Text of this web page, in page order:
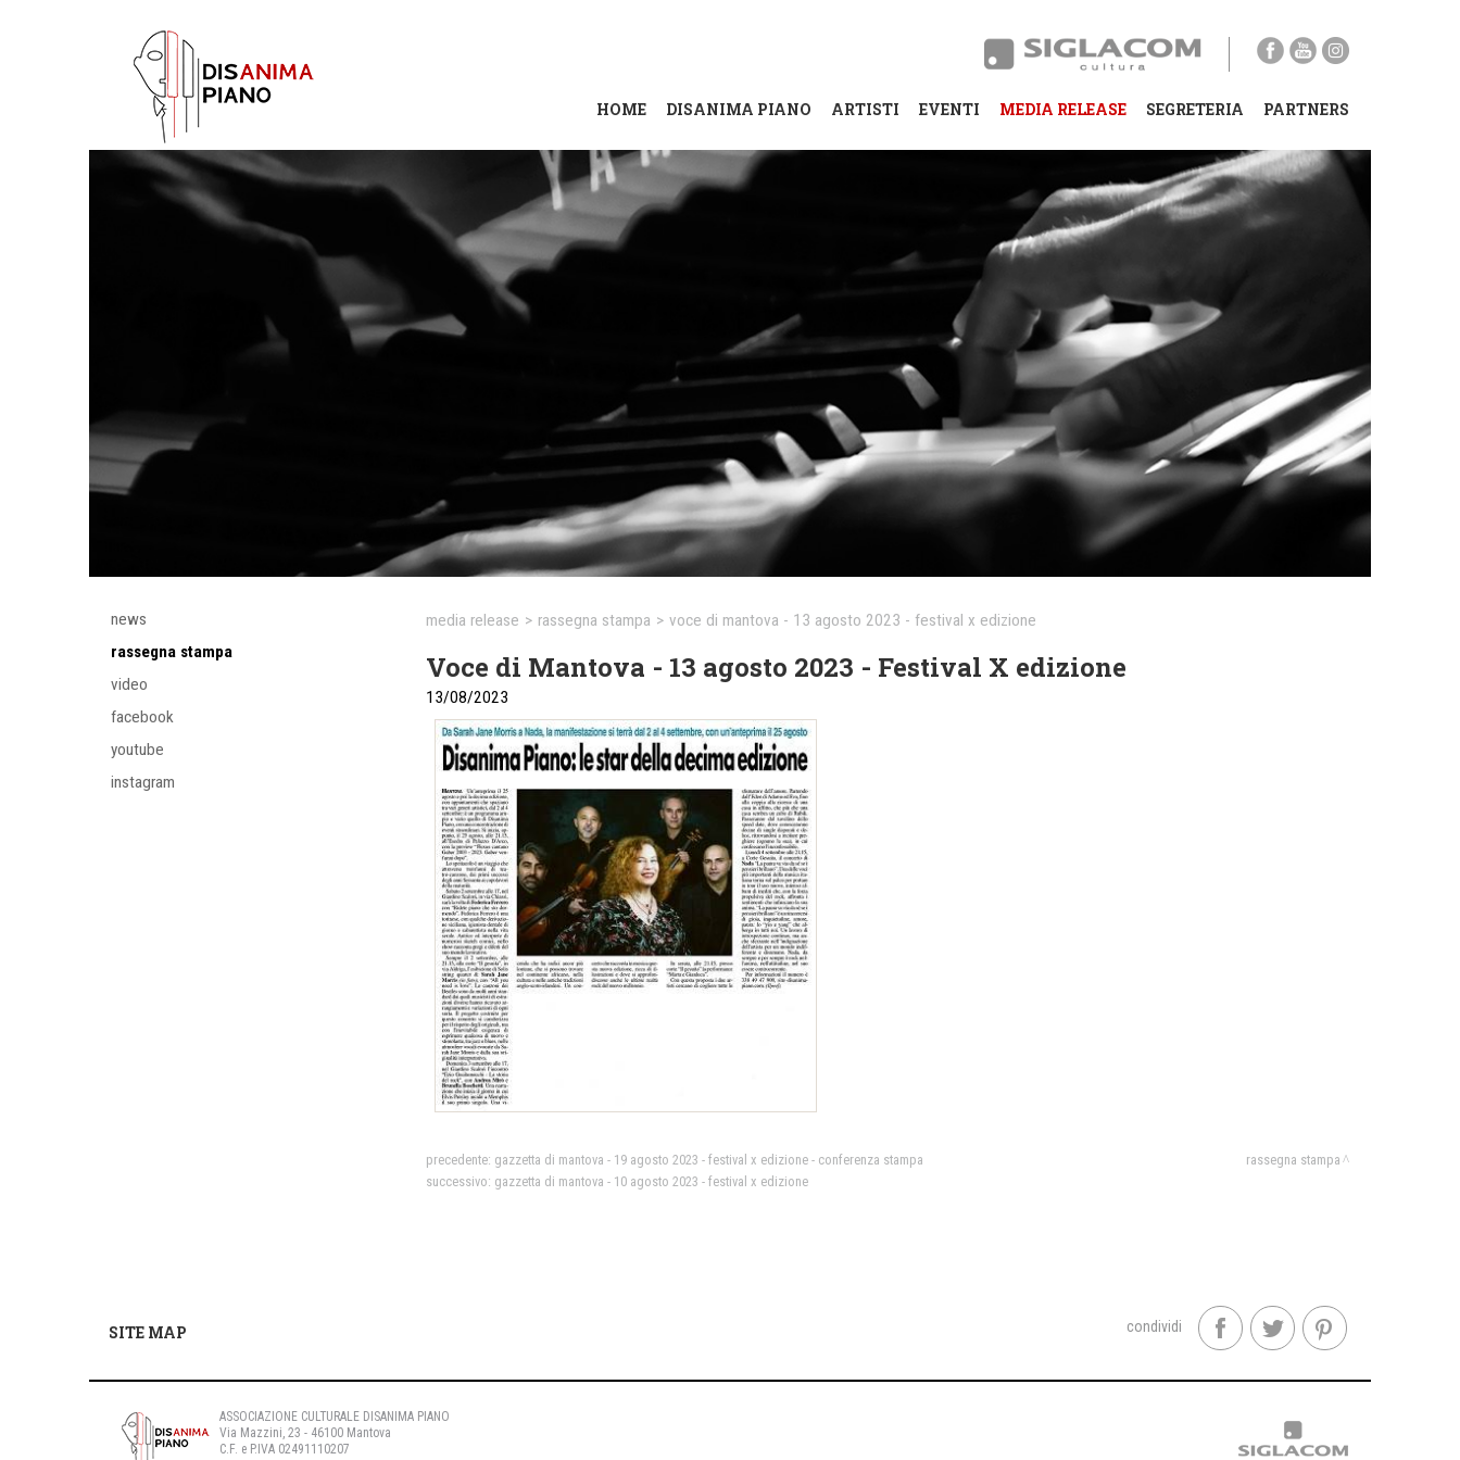
HOME DISANIMA PIANO ARTISTI EVENTI MEDIA RELEASE SEGRETERIA PARTNERS
news
rassegna stampa
video
facebook
youtube
instagram
media release > rassegna stampa > voce di mantova - 13 agosto 2023 - festival x edizione
Voce di Mantova - 13 agosto 2023 - Festival X edizione
13/08/2023
precedente: gazzetta di mantova - 19 agosto 2023 - festival x edizione - conferenza stampa
successivo: gazzetta di mantova - 10 agosto 2023 - festival x edizione
rassegna stampa
condividi
SITE MAP
ASSOCIAZIONE CULTURALE DISANIMA PIANO
Via Mazzini, 23 - 46100 Mantova
C.F. e P.IVA 02491110207